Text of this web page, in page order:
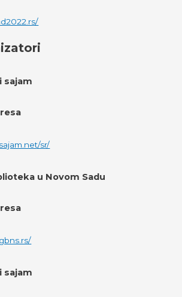
sajam
sr/
u Novom Sadu
sajam